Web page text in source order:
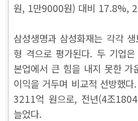
원, 1만9000원) 대비 17.8%,
삼성생명과 삼성화재는 각각
형 격으로 평가된다. 두 기업은
본업에서 큰 힘을 내지 못한 가
이익을 거두며 비교적 선방했
3211억 원으로, 전년(4조
늘었다.